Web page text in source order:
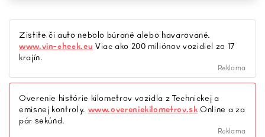
Zistite či auto nebolo búrané alebo havarované.
www.vin-check.eu Viac ako 200 miliónov vozidiel zo 17
krajín.
Reklama
Overenie histórie kilometrov vozidla z Technickej a
emisnej kontroly. www.overeniekilometrov.sk Online a za
pár sekúnd.
Reklama